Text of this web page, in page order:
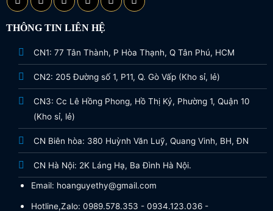
THÔNG TIN LIÊN HỆ
CN1: 77 Tân Thành, P Hòa Thạnh, Q Tân Phú, HCM
CN2: 205 Đường số 1, P11, Q. Gò Vấp (Kho sỉ, lẻ)
CN3: Cc Lê Hồng Phong, Hồ Thị Kỷ, Phường 1, Quận 10
(Kho sỉ, lẻ)
CN Biên hòa: 380 Huỳnh Văn Luỹ, Quang Vinh, BH, ĐN
CN Hà Nội: 2K Láng Hạ, Ba Đình Hà Nội.
Email: hoanguyethy@gmail.com
Hotline,Zalo: 0989.578.353 - 0934.123.036 -